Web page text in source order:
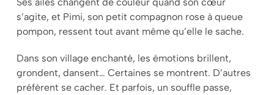
s’agite, et Pimi, son petit compagnon rose à queue
pompon, ressent tout avant même qu’elle le sache.
Dans son village enchanté, les émotions brillent,
grondent, dansent… Certaines se montrent. D’autres
préfèrent se cacher. Et parfois, un souffle passe,